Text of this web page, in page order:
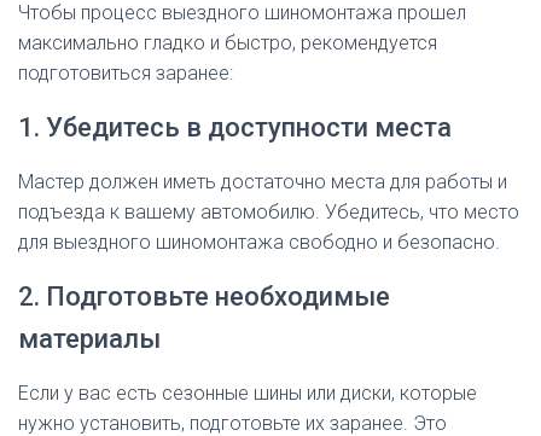
Чтобы процесс выездного шиномонтажа прошел
максимально гладко и быстро, рекомендуется
подготовиться заранее:
1. Убедитесь в доступности места
Мастер должен иметь достаточно места для работы и
подъезда к вашему автомобилю. Убедитесь, что место
для выездного шиномонтажа свободно и безопасно.
2. Подготовьте необходимые
материалы
Если у вас есть сезонные шины или диски, которые
нужно установить, подготовьте их заранее. Это